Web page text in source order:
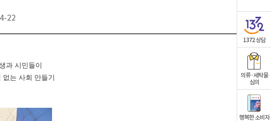
1372 상담
의류·세탁물
심의
행복한 소비자
22
과 시민들이
없는 사회 만들기